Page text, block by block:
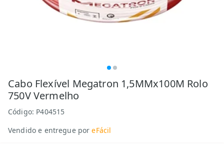
Cabo Flexível Megatron 1,5MMx100M Rolo
750V Vermelho
Código: P404515
Vendido e entregue por eFácil